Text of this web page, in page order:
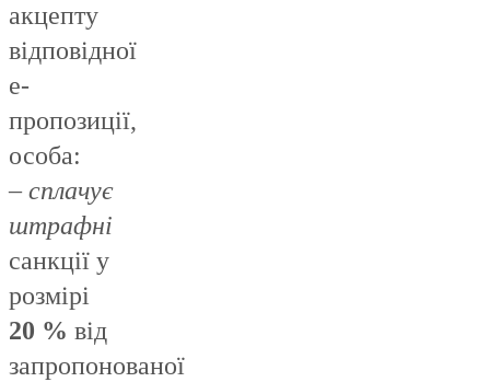
акцепту
відповідної
е-
пропозиції,
особа:
–сплачує
штрафні
санкції у
розмірі
20 % від
запропонованої